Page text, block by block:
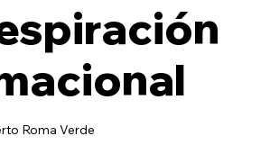
Roma Verde